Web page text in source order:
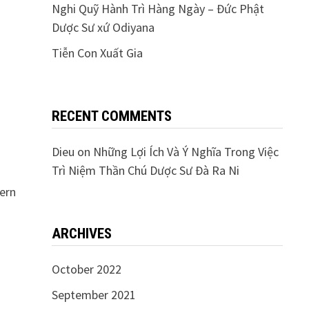
Nghi Quỹ Hành Trì Hàng Ngày – Đức Phật
Dược Sư xứ Odiyana
Tiễn Con Xuất Gia
RECENT COMMENTS
Dieu on Những Lợi Ích Và Ý Nghĩa Trong Việc
Trì Niệm Thần Chú Dược Sư Đà Ra Ni
ARCHIVES
October 2022
September 2021